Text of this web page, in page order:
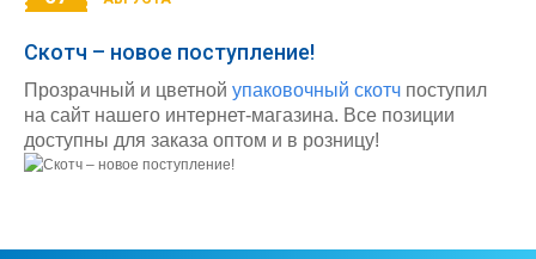
Скотч – новое поступление!
Прозрачный и цветной упаковочный скотч поступил
на сайт нашего интернет-магазина. Все позиции
доступны для заказа оптом и в розницу!